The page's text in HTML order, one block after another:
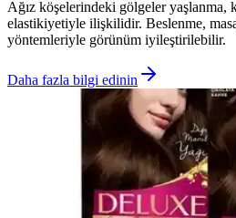
Ağız köşelerindeki gölgeler
elastikiyetiyle ilişkilidir. Beslenme,
yöntemleriyle görünüm iyileştirilebilir.
Daha fazla bilgi edinin